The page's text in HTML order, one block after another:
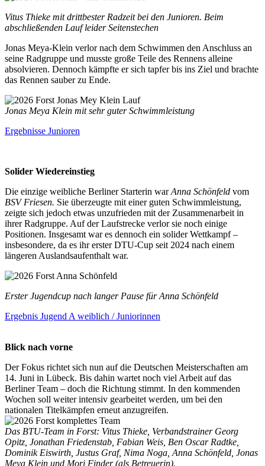
Vitus Thieke mit drittbester Radzeit bei den Junioren. Beim
abschließenden Lauf leider Seitenstechen
Jonas Meya-Klein verlor nach dem Schwimmen den Anschluss an
seine Radgruppe und musste große Teile des Rennens alleine
absolvieren. Dennoch kämpfte er sich tapfer bis ins Ziel und brachte
das Rennen sauber zu Ende.
Jonas Meya Klein mit sehr guter Schwimmleistung
Ergebnisse Junioren
Solider Wiedereinstieg
Die einzige weibliche Berliner Starterin warAnna Schönfeld vom
BSV Friesen. Sie überzeugte mit einer guten Schwimmleistung,
zeigte sich jedoch etwas unzufrieden mit der Zusammenarbeit in
ihrer Radgruppe. Auf der Laufstrecke verlor sie noch einige
Positionen. Insgesamt war es dennoch ein solider Wettkampf –
insbesondere, da es ihr erster DTU-Cup seit 2024 nach einem
längeren Auslandsaufenthalt war.
Erster Jugendcup nach langer Pause für Anna Schönfeld
Ergebnis Jugend A weiblich / Juniorinnen
Blick nach vorne
Der Fokus richtet sich nun auf die Deutschen Meisterschaften am
14. Juni in Lübeck. Bis dahin wartet noch viel Arbeit auf das
Berliner Team – doch die Richtung stimmt. In den kommenden
Wochen soll weiter intensiv gearbeitet werden, um bei den
nationalen Titelkämpfen erneut anzugreifen.
Das BTU-Team in Forst: Vitus Thieke, Verbandstrainer Georg
Opitz, Jonathan Friedenstab, Fabian Weis, Ben Oscar Radtke,
Dominik Eiswirth, Justus Graf, Nima Noga, Anna Schönfeld, Jonas
Meya Klein und Mori Finder (als Betreuerin).